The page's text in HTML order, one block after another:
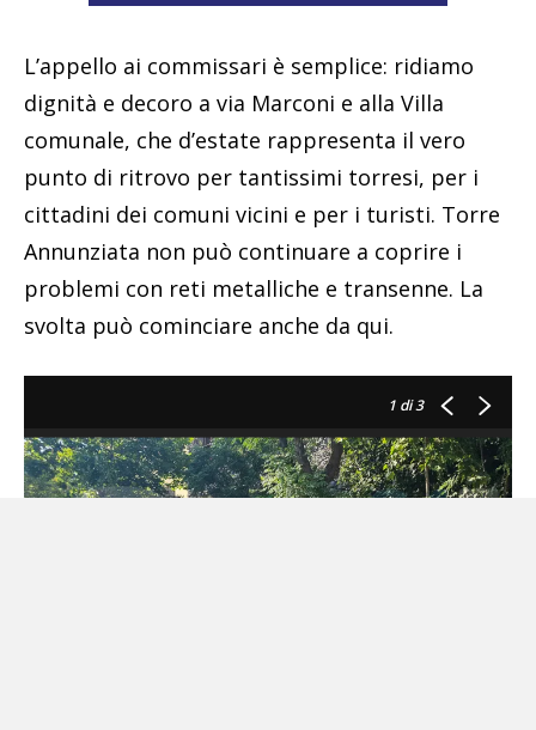
L’appello ai commissari è semplice: ridiamo
dignità e decoro a via Marconi e alla Villa
comunale, che d’estate rappresenta il vero
punto di ritrovo per tantissimi torresi, per i
cittadini dei comuni vicini e per i turisti. Torre
Annunziata non può continuare a coprire i
problemi con reti metalliche e transenne. La
svolta può cominciare anche da qui.
1 di 3